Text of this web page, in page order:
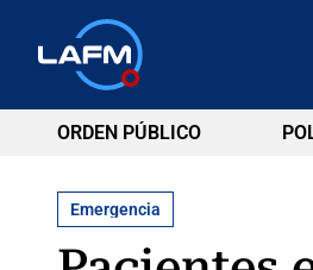
ORDEN PÚBLICO
Emergencia